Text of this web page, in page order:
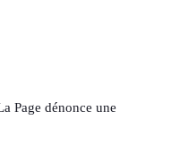
Page dénonce une